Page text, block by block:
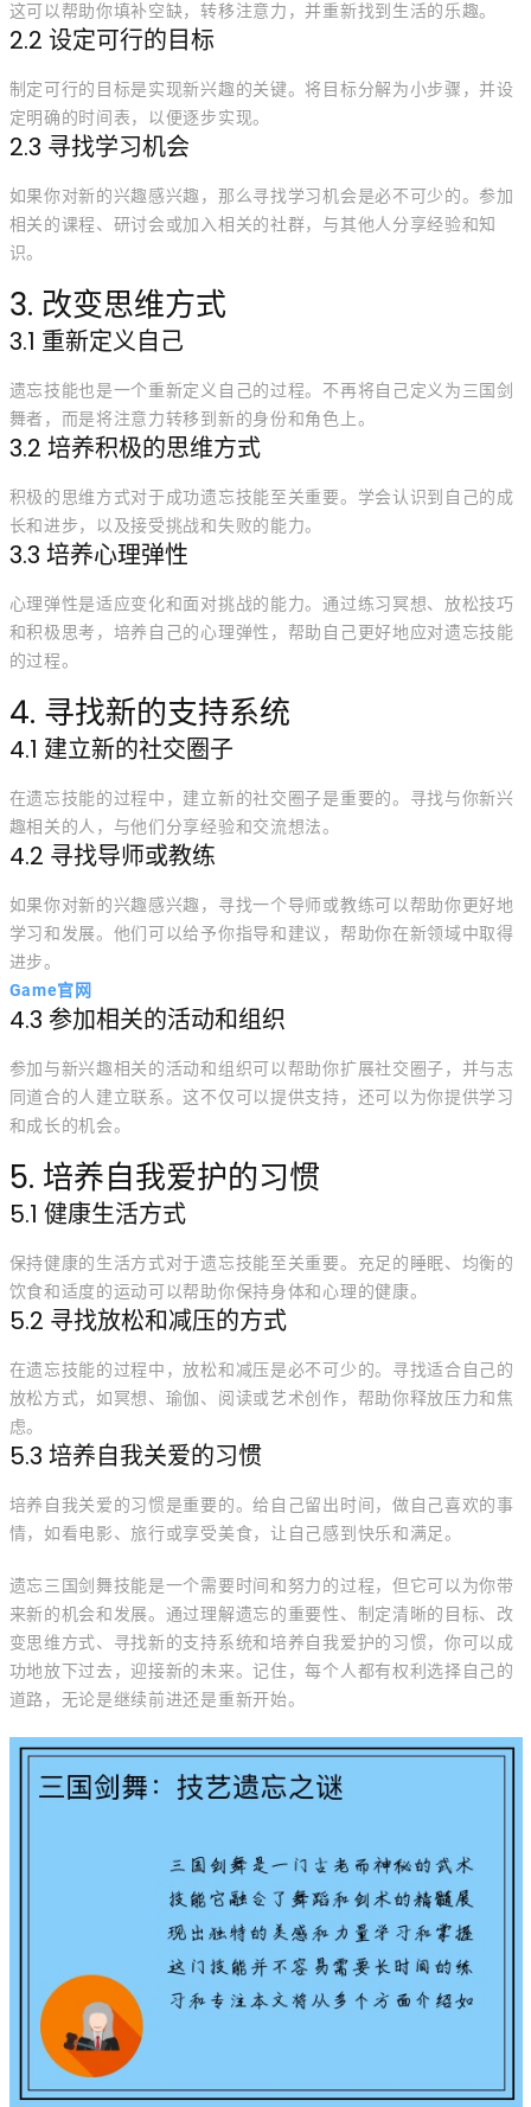
这可以帮助你填补空缺，转移注意力，并重新找到生活的乐趣。
2.2 设定可行的目标
制定可行的目标是实现新兴趣的关键。将目标分解为小步骤，并设
定明确的时间表，以便逐步实现。
2.3 寻找学习机会
如果你对新的兴趣感兴趣，那么寻找学习机会是必不可少的。参加
相关的课程、研讨会或加入相关的社群，与其他人分享经验和知
识。
3. 改变思维方式
3.1 重新定义自己
遗忘技能也是一个重新定义自己的过程。不再将自己定义为三国剑
舞者，而是将注意力转移到新的身份和角色上。
3.2 培养积极的思维方式
积极的思维方式对于成功遗忘技能至关重要。学会认识到自己的成
长和进步，以及接受挑战和失败的能力。
3.3 培养心理弹性
心理弹性是适应变化和面对挑战的能力。通过练习冥想、放松技巧
和积极思考，培养自己的心理弹性，帮助自己更好地应对遗忘技能
的过程。
4. 寻找新的支持系统
4.1 建立新的社交圈子
在遗忘技能的过程中，建立新的社交圈子是重要的。寻找与你新兴
趣相关的人，与他们分享经验和交流想法。
4.2 寻找导师或教练
如果你对新的兴趣感兴趣，寻找一个导师或教练可以帮助你更好地
学习和发展。他们可以给予你指导和建议，帮助你在新领域中取得
进步。
Game官网
4.3 参加相关的活动和组织
参加与新兴趣相关的活动和组织可以帮助你扩展社交圈子，并与志
同道合的人建立联系。这不仅可以提供支持，还可以为你提供学习
和成长的机会。
5. 培养自我爱护的习惯
5.1 健康生活方式
保持健康的生活方式对于遗忘技能至关重要。充足的睡眠、均衡的
饮食和适度的运动可以帮助你保持身体和心理的健康。
5.2 寻找放松和减压的方式
在遗忘技能的过程中，放松和减压是必不可少的。寻找适合自己的
放松方式，如冥想、瑜伽、阅读或艺术创作，帮助你释放压力和焦
虑。
5.3 培养自我关爱的习惯
培养自我关爱的习惯是重要的。给自己留出时间，做自己喜欢的事
情，如看电影、旅行或享受美食，让自己感到快乐和满足。
遗忘三国剑舞技能是一个需要时间和努力的过程，但它可以为你带
来新的机会和发展。通过理解遗忘的重要性、制定清晰的目标、改
变思维方式、寻找新的支持系统和培养自我爱护的习惯，你可以成
功地放下过去，迎接新的未来。记住，每个人都有权利选择自己的
道路，无论是继续前进还是重新开始。